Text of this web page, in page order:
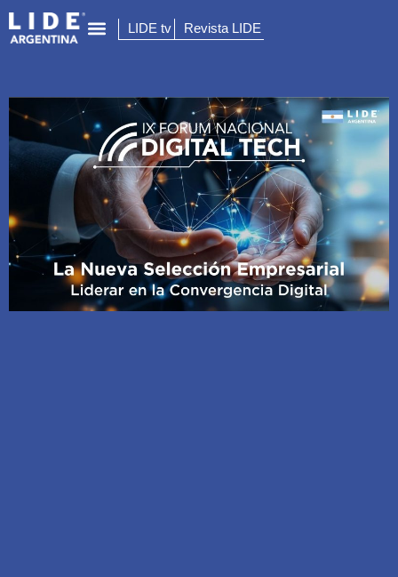
LIDE tv Revista LIDE